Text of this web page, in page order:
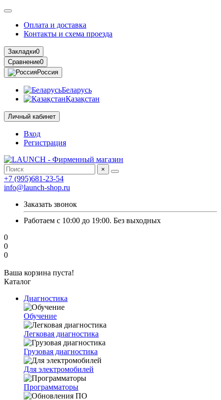
Оплата и доставка
Контакты и схема проезда
Закладки0
Сравнение0
Россия
Беларусь
Қазақстан
Личный кабинет
Вход
Регистрация
×
+7 (995)681-23-54
info@launch-shop.ru
Заказать звонок
Работаем с 10:00 до 19:00. Без выходных
0
0
0
Ваша корзина пуста!
Каталог
Диагностика
Обучение
Легковая диагностика
Грузовая диагностика
Для электромобилей
Программаторы